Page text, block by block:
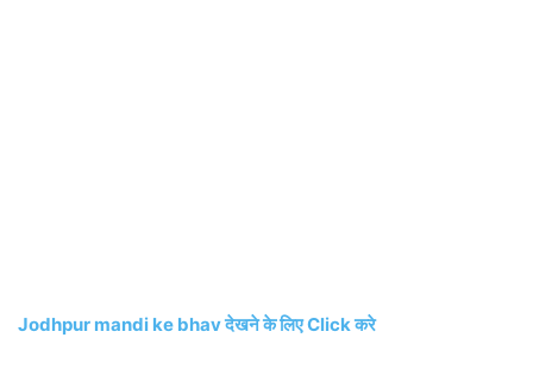
Jodhpur mandi ke bhav देखने के लिए Click करे